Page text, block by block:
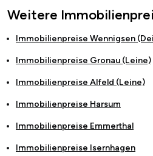
Weitere
Immobilienpreise Wennigsen
Immobilienpreise Gronau (Leine)
Immobilienpreise Alfeld (Leine)
Immobilienpreise Harsum
Immobilienpreise Emmerthal
Immobilienpreise Isernhagen